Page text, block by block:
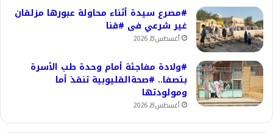
#مصرع سيدة أثناء محاولة عبورها مزلقان
غير شرعي فى #قنا
أغسطس 8, 2026
#ولادة مفاجئة أمام وحدة طب الأسرة
بتصفا.. #صحةالقليوبية تنقذ أما
ومولودتها
أغسطس 8, 2026